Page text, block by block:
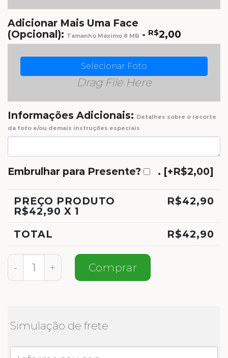
Adicionar Mais Uma Face
(Opcional): Tamanho Máximo 8 MB - R$2,00
Selecionar Foto
Drag File Here
Informações Adicionais: Detalhes sobre o recorte
da foto e/ou demais instruções especiais
Embrulhar para Presente? . [+R$2,00]
PREÇO PRODUTO
R$42,90 X 1
R$42,90
TOTAL R$42,90
Meias Personalizadas Meu Pet quantidade
Comprar
Simulação de frete